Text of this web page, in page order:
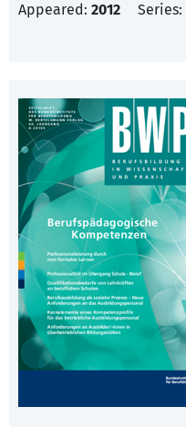
Appeared: 2012 Series: